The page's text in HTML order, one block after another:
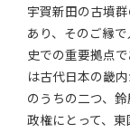
宇賀新田の古墳
あり、そのご縁
史での重要拠点
は古代日本の畿
のうちの二つ、
政権にとって、